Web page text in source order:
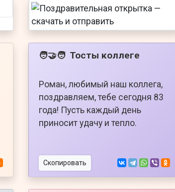
🧑‍🤝‍🧑 Тосты коллеге
Роман, любимый наш коллега,
поздравляем, тебе сегодня 83
года! Пусть каждый день
приносит удачу и тепло.
Скопировать